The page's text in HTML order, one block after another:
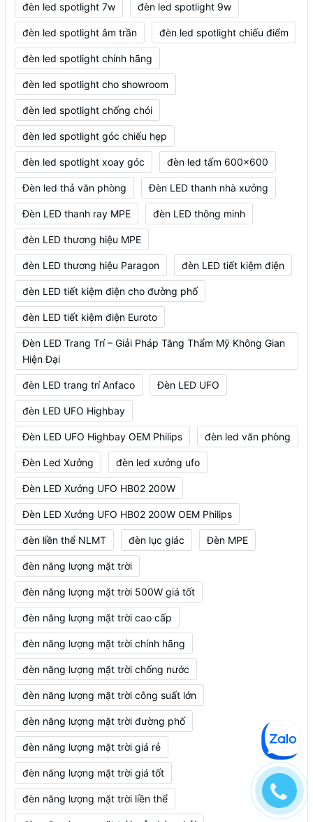
đèn led spotlight 7w đèn led spotlight 9w
đèn led spotlight âm trần đèn led spotlight chiếu điểm
đèn led spotlight chính hãng
đèn led spotlight cho showroom
đèn led spotlight chống chói
đèn led spotlight góc chiếu hẹp
đèn led spotlight xoay góc đèn led tấm 600x600
Đèn led thả văn phòng Đèn LED thanh nhà xưởng
Đèn LED thanh ray MPE đèn LED thông minh
đèn LED thương hiệu MPE
đèn LED thương hiệu Paragon đèn LED tiết kiệm điện
đèn LED tiết kiệm điện cho đường phố
đèn LED tiết kiệm điện Euroto
Đèn LED Trang Trí – Giải Pháp Tăng Thẩm Mỹ Không Gian
Hiện Đại
đèn LED trang trí Anfaco Đèn LED UFO
đèn LED UFO Highbay
Đèn LED UFO Highbay OEM Philips đèn led văn phòng
Đèn Led Xưởng đèn led xưởng ufo
Đèn LED Xưởng UFO HB02 200W
Đèn LED Xưởng UFO HB02 200W OEM Philips
đèn liền thể NLMT đèn lục giác Đèn MPE
đèn năng lượng mặt trời
đèn năng lượng mặt trời 500W giá tốt
đèn năng lượng mặt trời cao cấp
đèn năng lượng mặt trời chính hãng
đèn năng lượng mặt trời chống nước
đèn năng lượng mặt trời công suất lớn
đèn năng lượng mặt trời đường phố
đèn năng lượng mặt trời giá rẻ
đèn năng lượng mặt trời giá tốt
đèn năng lượng mặt trời liền thể